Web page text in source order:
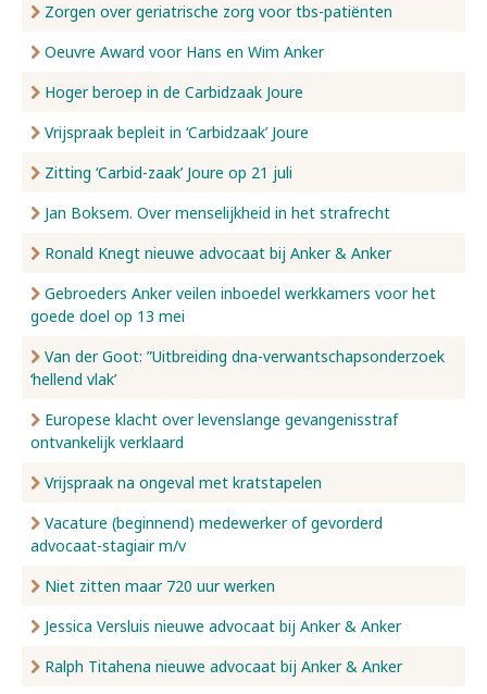
Zorgen over geriatrische zorg voor tbs-patiënten
Oeuvre Award voor Hans en Wim Anker
Hoger beroep in de Carbidzaak Joure
Vrijspraak bepleit in ‘Carbidzaak’ Joure
Zitting ‘Carbid-zaak’ Joure op 21 juli
Jan Boksem. Over menselijkheid in het strafrecht
Ronald Knegt nieuwe advocaat bij Anker & Anker
Gebroeders Anker veilen inboedel werkkamers voor het
goede doel op 13 mei
Van der Goot: ”Uitbreiding dna-verwantschapsonderzoek
‘hellend vlak’
Europese klacht over levenslange gevangenisstraf
ontvankelijk verklaard
Vrijspraak na ongeval met kratstapelen
Vacature (beginnend) medewerker of gevorderd
advocaat-stagiair m/v
Niet zitten maar 720 uur werken
Jessica Versluis nieuwe advocaat bij Anker & Anker
Ralph Titahena nieuwe advocaat bij Anker & Anker